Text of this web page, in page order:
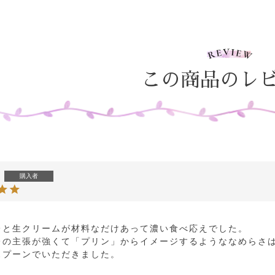
この商品のレ
購入者
生クリームが材料なだけあって濃い食べ応えでした。
の主張が強くて「プリン」からイメージするようななめらさ
ーンでいただきました。